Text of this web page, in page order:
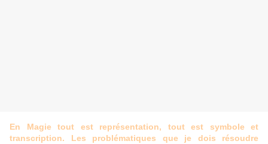
En Magie tout est représentation, tout est symbole et
transcription. Les problématiques que je dois résoudre